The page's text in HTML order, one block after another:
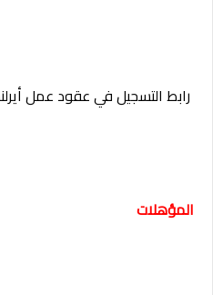
رابط التسجيل في عقود عمل
المؤهلات